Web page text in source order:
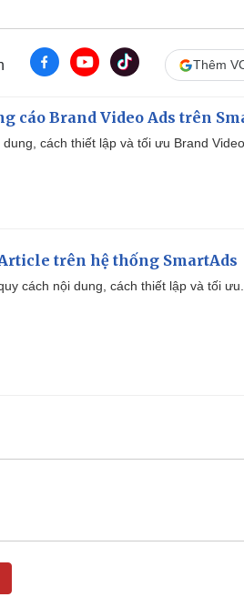
Thêm
cáo Brand Video Ads trên
cách thiết lập và tối ưu Brand Video
trên hệ thống SmartAds
cách nội dung, cách thiết lập và tối ưu.